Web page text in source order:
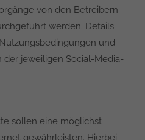
von den Betreibern
werden. Details
und
jeweiligen Social-Media-
sollen eine möglichst
gewährleisten. Hierbei